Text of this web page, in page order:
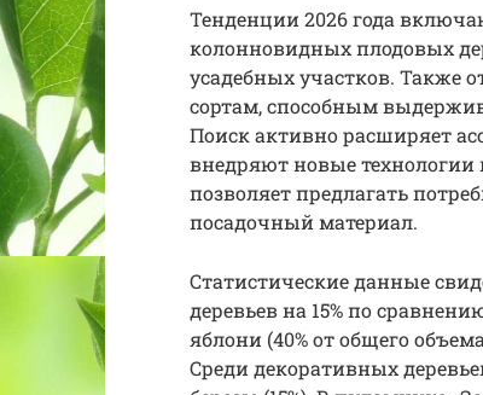
Тенденции 2026 года
колонновидных плодовых
усадебных участков. Также
сортам, способным
Поиск активно расширяет
внедряют новые
позволяет предлагать
посадочный материал.
Статистические данные
деревьев на 15% по
яблони (40% от общего
Среди декоративных